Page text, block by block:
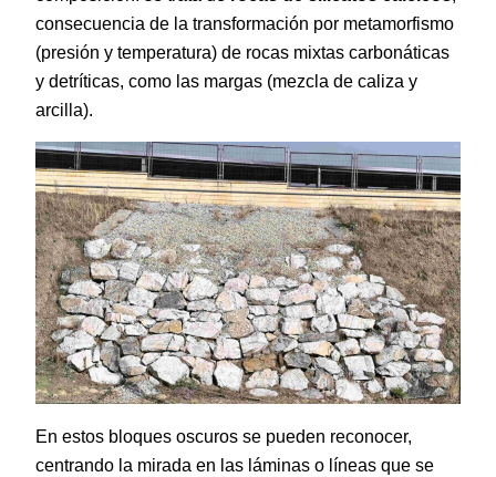
consecuencia de la transformación por metamorfismo
(presión y temperatura) de rocas mixtas carbonáticas
y detríticas, como las margas (mezcla de caliza y
arcilla).
En estos bloques oscuros se pueden reconocer,
centrando la mirada en las láminas o líneas que se